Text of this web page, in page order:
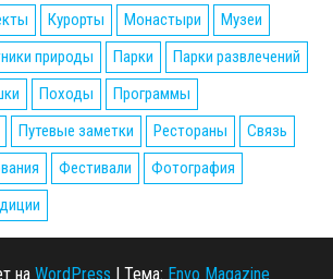
Курорты Монастыри
Музеи
природы Парки
Парки развлечений
Походы
Программы
Путевые заметки Рестораны
Связь
Фестивали
Фотография
на WordPress | Тема: Envo Magazine